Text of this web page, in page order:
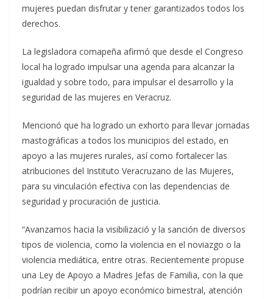
mujeres puedan disfrutar y tener garantizados todos los
derechos.
La legisladora comapeña afirmó que desde el Congreso
local ha logrado impulsar una agenda para alcanzar la
igualdad y sobre todo, para impulsar el desarrollo y la
seguridad de las mujeres en Veracruz.
Mencionó que ha logrado un exhorto para llevar jornadas
mastográficas a todos los municipios del estado, en
apoyo a las mujeres rurales, así como fortalecer las
atribuciones del Instituto Veracruzano de las Mujeres,
para su vinculación efectiva con las dependencias de
seguridad y procuración de justicia.
“Avanzamos hacia la visibilizació y la sanción de diversos
tipos de violencia, como la violencia en el noviazgo o la
violencia mediática, entre otras. Recientemente propuse
una Ley de Apoyo a Madres Jefas de Familia, con la que
podrían recibir un apoyo económico bimestral, atención